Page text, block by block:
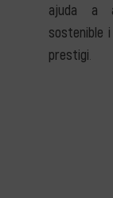
ajuda a
sostenible
prestigi.